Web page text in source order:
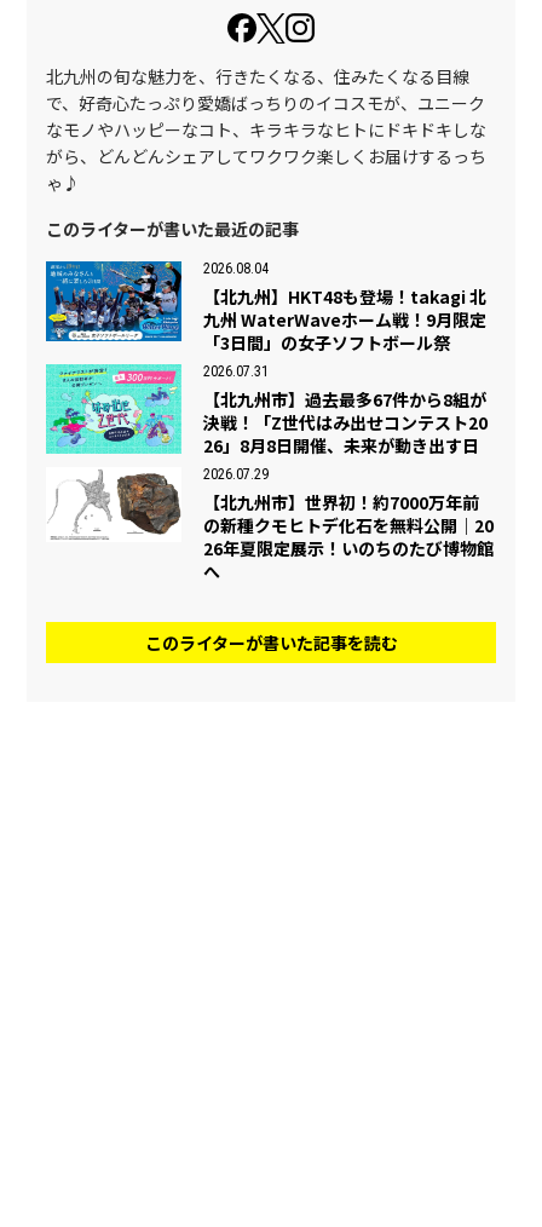
北九州の旬な魅力を、行きたくなる、住みたくなる目線
で、好奇心たっぷり愛嬌ばっちりのイコスモが、ユニーク
なモノやハッピーなコト、キラキラなヒトにドキドキしな
がら、どんどんシェアしてワクワク楽しくお届けするっち
ゃ♪
このライターが書いた最近の記事
2026.08.04
【北九州】HKT48も登場！takagi 北
九州 WaterWaveホーム戦！9月限定
「3日間」の女子ソフトボール祭
2026.07.31
【北九州市】過去最多67件から8組が
決戦！「Z世代はみ出せコンテスト20
26」8月8日開催、未来が動き出す日
2026.07.29
【北九州市】世界初！約7000万年前
の新種クモヒトデ化石を無料公開｜20
26年夏限定展示！いのちのたび博物館
へ
このライターが書いた記事を読む